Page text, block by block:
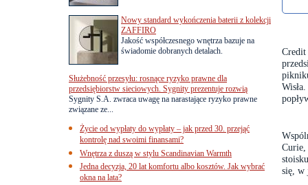
się, w
Nowy standard wykończenia baterii z kolekcji
ZAFFIRO
Jakość współczesnego wnętrza bazuje na
świadomie dobranych detalach.
Służebność przesyłu: rosnące ryzyko prawne dla
przedsiębiorstw sieciowych. Sygnity prezentuje rozwią
Sygnity S.A. zwraca uwagę na narastające ryzyko prawne
związane ze...
Życie od wypłaty do wypłaty – jak przed 30. przejąć
kontrolę nad swoimi finansami?
Wnętrza z duszą w stylu Scandinavian Warmth
Jedna decyzja, 20 lat komfortu albo kosztów. Jak wybrać
okna na lata?